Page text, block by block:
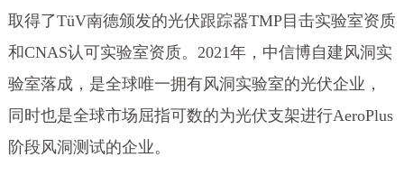
取得了TüV南德颁发的光伏跟踪器TMP目击实验室资质
和CNAS认可实验室资质。2021年，中信博自建风洞实
验室落成，是全球唯一拥有风洞实验室的光伏企业，
同时也是全球市场屈指可数的为光伏支架进行AeroPlus
阶段风洞测试的企业。